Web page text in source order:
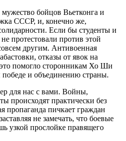
бойцов Вьетконга и
СССР, и, конечно же,
Если бы студенты и
протестовали против этой
другим. Антивоенная
отказы от явок на
помогло сторонникам Хо Ши
и объединению страны.
для нас с вами. Войны,
происходят практически без
пропаганда пичкает граждан
не замечать, что боевые
узкой прослойке правящего